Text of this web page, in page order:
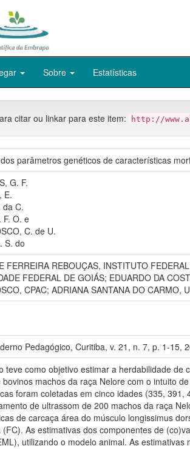
Sobre Estatísticas
citar ou linkar para este item: http://
parâmetros genéticos de características
G. F.
E.
da C.
F. O. e
C. de U.
S. do
FERREIRA REBOUÇAS, INSTITUTO
FEDERAL DE GOIÁS; EDUARDO DA
CPAC; ADRIANA SANTANA DO CARMO,
Pedagógico, Curitiba, v. 21, n. 7, p. 1-15,
teve como objetivo estimar a herdabilidade
bovinos machos da raça Nelore com o intuito
foram coletadas em cinco idades (335,
de ultrassom de 200 machos da raça
de carcaça área do músculo longissimus
As estimativas dos componentes de
utilizando o modelo animal. As